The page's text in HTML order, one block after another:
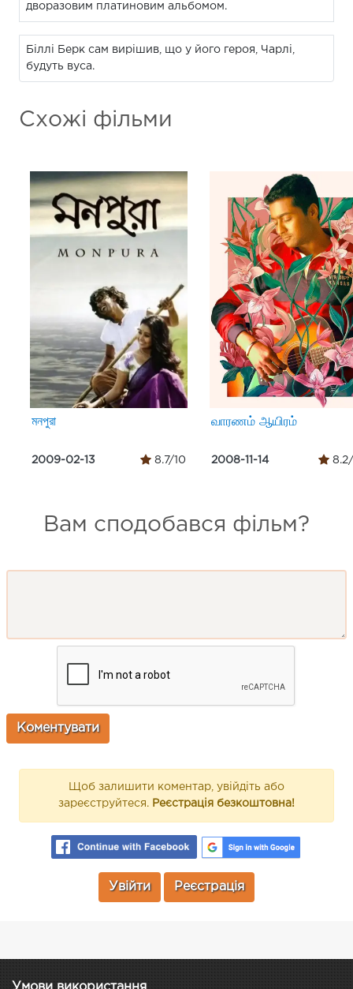
дворазовим платиновим альбомом.
Біллі Берк сам вирішив, що у його героя, Чарлі,
будуть вуса.
Схожі фільми
মনপুরা
2009-02-13 8.7/10
வாரணம் ஆயிரம்
2008-11-14 8.2/
Вам сподобався фільм?
Щоб залишити коментар, увійдіть або
зареєструйтеся. Реєстрація безкоштовна!
Увійти Реєстрація